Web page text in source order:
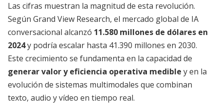
Las cifras muestran la magnitud de esta revolución.
Según Grand View Research, el mercado global de IA
conversacional alcanzó 11.580 millones de dólares en
2024y podría escalar hasta 41.390 millones en 2030.
Este crecimiento se fundamenta en la capacidad de
generar valor y eficiencia operativa medible y en la
evolución de sistemas multimodales que combinan
texto, audio y vídeo en tiempo real.